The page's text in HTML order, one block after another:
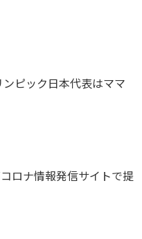
ピック日本代表はママ
ロナ情報発信サイトで提